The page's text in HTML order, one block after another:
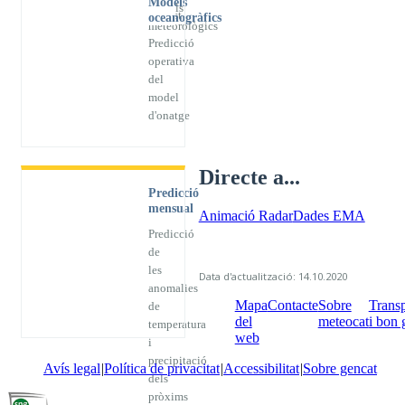
previst
models
meteorològics
oceanogràfics
Predicció
operativa
del
model
d'onatge
Predicció
mensual
Predicció
de
les
anomalies
de
temperatura
i
precipitació
dels
pròxims
Directe a...
Animació RadarDades EMA
Data d'actualització: 14.10.2020
Mapa
del
web
ContacteSobre
meteocati bon
Avís legal Política de privacitat Accessibilitat Sobre gencat